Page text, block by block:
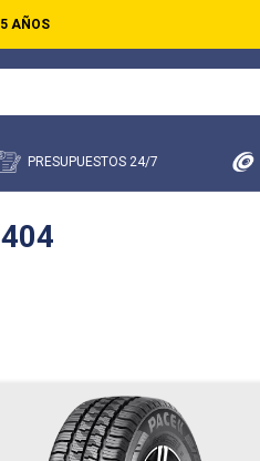
AÑOS
PRESUPUESTOS 24/7